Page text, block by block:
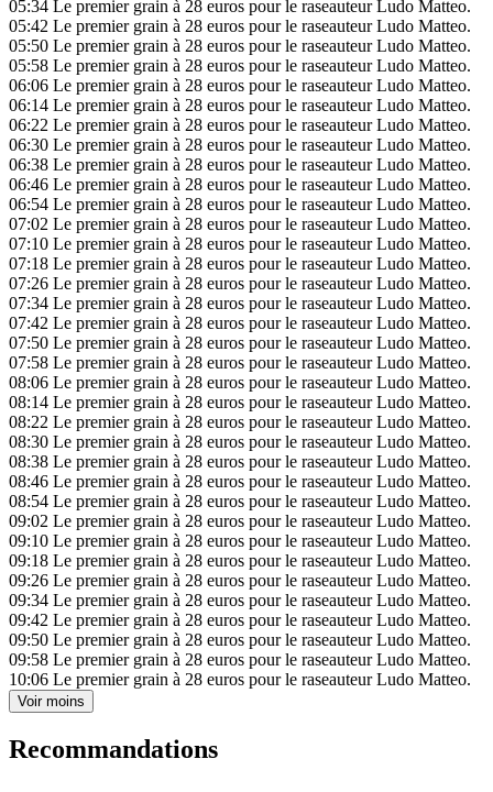
05:34 Le premier grain à 28 euros pour le raseauteur Ludo Matteo.
05:42 Le premier grain à 28 euros pour le raseauteur Ludo Matteo.
05:50 Le premier grain à 28 euros pour le raseauteur Ludo Matteo.
05:58 Le premier grain à 28 euros pour le raseauteur Ludo Matteo.
06:06 Le premier grain à 28 euros pour le raseauteur Ludo Matteo.
06:14 Le premier grain à 28 euros pour le raseauteur Ludo Matteo.
06:22 Le premier grain à 28 euros pour le raseauteur Ludo Matteo.
06:30 Le premier grain à 28 euros pour le raseauteur Ludo Matteo.
06:38 Le premier grain à 28 euros pour le raseauteur Ludo Matteo.
06:46 Le premier grain à 28 euros pour le raseauteur Ludo Matteo.
06:54 Le premier grain à 28 euros pour le raseauteur Ludo Matteo.
07:02 Le premier grain à 28 euros pour le raseauteur Ludo Matteo.
07:10 Le premier grain à 28 euros pour le raseauteur Ludo Matteo.
07:18 Le premier grain à 28 euros pour le raseauteur Ludo Matteo.
07:26 Le premier grain à 28 euros pour le raseauteur Ludo Matteo.
07:34 Le premier grain à 28 euros pour le raseauteur Ludo Matteo.
07:42 Le premier grain à 28 euros pour le raseauteur Ludo Matteo.
07:50 Le premier grain à 28 euros pour le raseauteur Ludo Matteo.
07:58 Le premier grain à 28 euros pour le raseauteur Ludo Matteo.
08:06 Le premier grain à 28 euros pour le raseauteur Ludo Matteo.
08:14 Le premier grain à 28 euros pour le raseauteur Ludo Matteo.
08:22 Le premier grain à 28 euros pour le raseauteur Ludo Matteo.
08:30 Le premier grain à 28 euros pour le raseauteur Ludo Matteo.
08:38 Le premier grain à 28 euros pour le raseauteur Ludo Matteo.
08:46 Le premier grain à 28 euros pour le raseauteur Ludo Matteo.
08:54 Le premier grain à 28 euros pour le raseauteur Ludo Matteo.
09:02 Le premier grain à 28 euros pour le raseauteur Ludo Matteo.
09:10 Le premier grain à 28 euros pour le raseauteur Ludo Matteo.
09:18 Le premier grain à 28 euros pour le raseauteur Ludo Matteo.
09:26 Le premier grain à 28 euros pour le raseauteur Ludo Matteo.
09:34 Le premier grain à 28 euros pour le raseauteur Ludo Matteo.
09:42 Le premier grain à 28 euros pour le raseauteur Ludo Matteo.
09:50 Le premier grain à 28 euros pour le raseauteur Ludo Matteo.
09:58 Le premier grain à 28 euros pour le raseauteur Ludo Matteo.
10:06 Le premier grain à 28 euros pour le raseauteur Ludo Matteo.
Voir moins
Recommandations